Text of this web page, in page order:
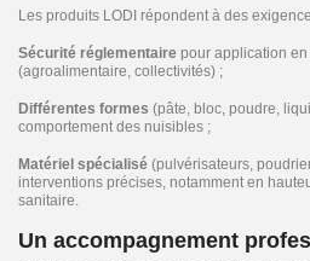
Les produits LODI répondent à des
Sécurité réglementaire pour application
(agroalimentaire, collectivités) ;
Différentes formes (pâte, bloc, poudre,
comportement des nuisibles ;
Matériel spécialisé (pulvérisateurs,
interventions précises, notamment en
sanitaire.
Un accompagnement